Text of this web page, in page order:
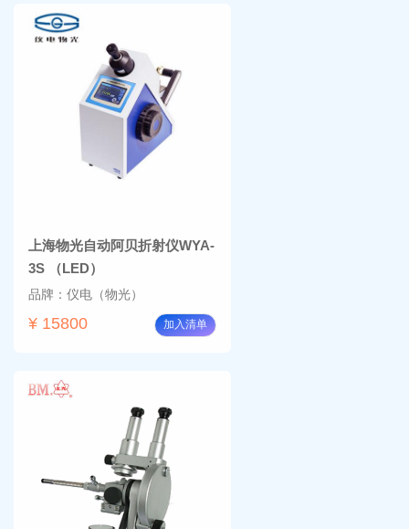
上海物光自动阿贝折射仪WYA-
3S （LED）
品牌：仪电（物光）
¥ 15800 加入清单